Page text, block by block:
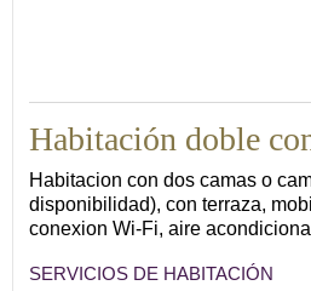
Habitación doble
Habitacion con dos camas o
disponibilidad), con terraza,
conexion Wi-Fi, aire
SERVICIOS DE HABITACIÓN